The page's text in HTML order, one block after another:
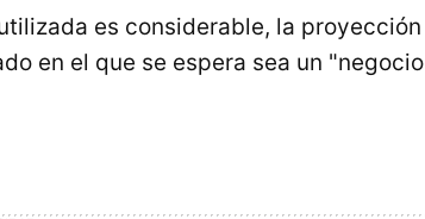
es considerable, la proyección
en el que se espera sea un "negocio